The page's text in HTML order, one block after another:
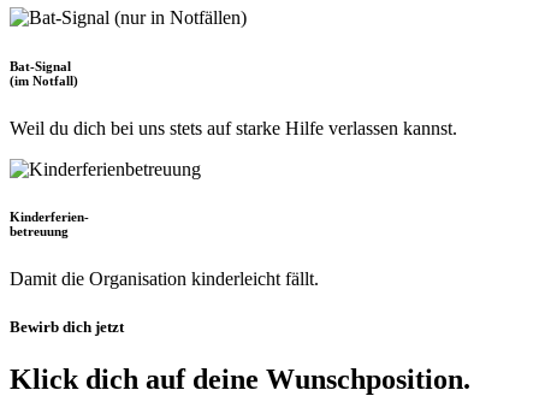
Bat-Signal
(im Notfall)
Weil du dich bei uns stets auf starke Hilfe verlassen kannst.
Kinderferien-
betreuung
Damit die Organisation kinderleicht fällt.
Bewirb dich jetzt
Klick dich auf deine Wunschposition.